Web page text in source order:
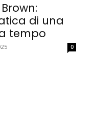
di una
tempo
0